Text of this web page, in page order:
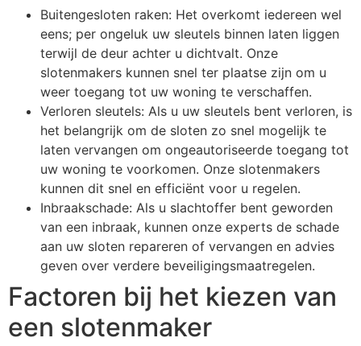
Buitengesloten raken: Het overkomt iedereen wel
eens; per ongeluk uw sleutels binnen laten liggen
terwijl de deur achter u dichtvalt. Onze
slotenmakers kunnen snel ter plaatse zijn om u
weer toegang tot uw woning te verschaffen.
Verloren sleutels: Als u uw sleutels bent verloren, is
het belangrijk om de sloten zo snel mogelijk te
laten vervangen om ongeautoriseerde toegang tot
uw woning te voorkomen. Onze slotenmakers
kunnen dit snel en efficiënt voor u regelen.
Inbraakschade: Als u slachtoffer bent geworden
van een inbraak, kunnen onze experts de schade
aan uw sloten repareren of vervangen en advies
geven over verdere beveiligingsmaatregelen.
Factoren bij het kiezen van
een slotenmaker